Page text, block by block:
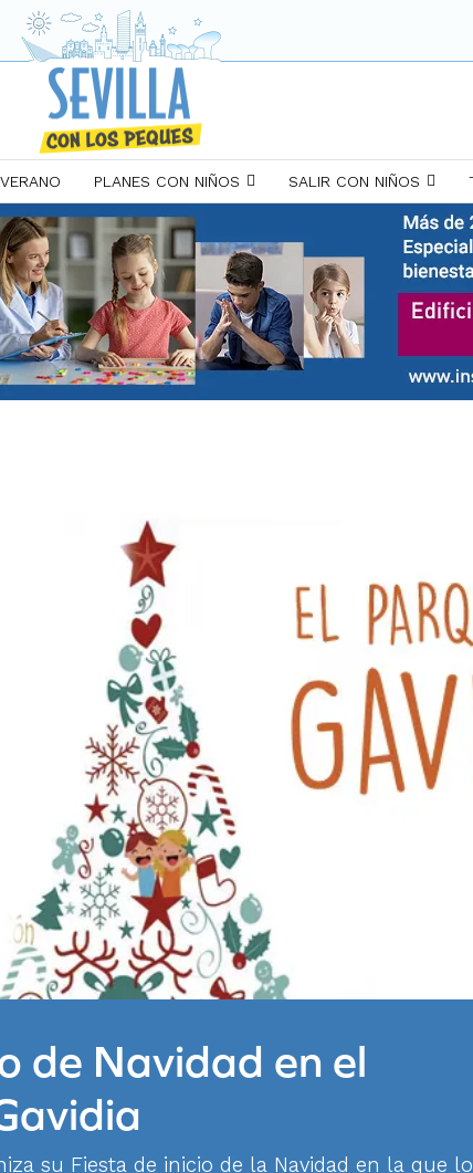
PLANES CON NIÑOS SALIR CON NIÑOS
de Navidad en el
su Fiesta de inicio de la Navidad en la que